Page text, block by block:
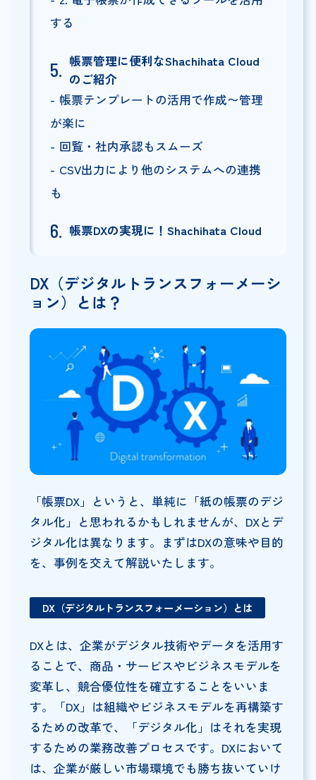
する
帳票管理に便利なShachihata Cloud
のご紹介
帳票テンプレートの活用で作成〜管理
が楽に
回覧・社内承認もスムーズ
CSV出力により他のシステムへの連携
も
帳票DXの実現に！Shachihata Cloud
DX（デジタルトランスフォーメーシ
ョン）とは？
「帳票DX」というと、単純に「紙の帳票のデジ
タル化」と思われるかもしれませんが、DXとデ
ジタル化は異なります。まずはDXの意味や目的
を、事例を交えて解説いたします。
DX（デジタルトランスフォーメーション）とは
DXとは、企業がデジタル技術やデータを活用す
ることで、商品・サービスやビジネスモデルを
変革し、競合優位性を確立することをいいま
す。「DX」は組織やビジネスモデルを再構築す
るための改革で、「デジタル化」はそれを実現
するための業務改善プロセスです。DXにおいて
は、企業が厳しい市場環境でも勝ち抜いていけ